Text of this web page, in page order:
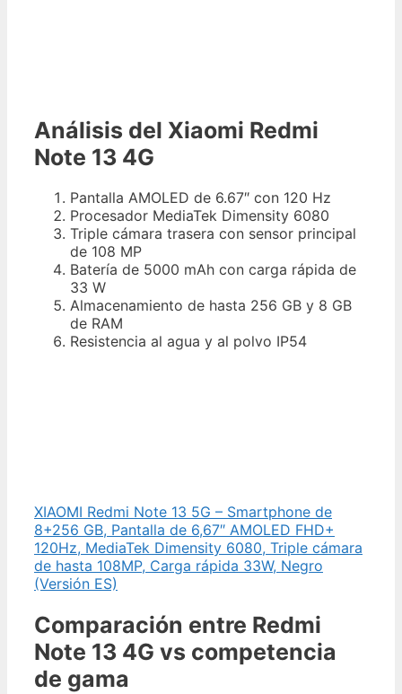
Análisis del Xiaomi Redmi
Note 13 4G
Pantalla AMOLED de 6.67″ con 120 Hz
Procesador MediaTek Dimensity 6080
Triple cámara trasera con sensor principal
de 108 MP
Batería de 5000 mAh con carga rápida de
33 W
Almacenamiento de hasta 256 GB y 8 GB
de RAM
Resistencia al agua y al polvo IP54
XIAOMI Redmi Note 13 5G – Smartphone de
8+256 GB, Pantalla de 6,67″ AMOLED FHD+
120Hz, MediaTek Dimensity 6080, Triple cámara
de hasta 108MP, Carga rápida 33W, Negro
(Versión ES)
Comparación entre Redmi
Note 13 4G vs competencia
de gama